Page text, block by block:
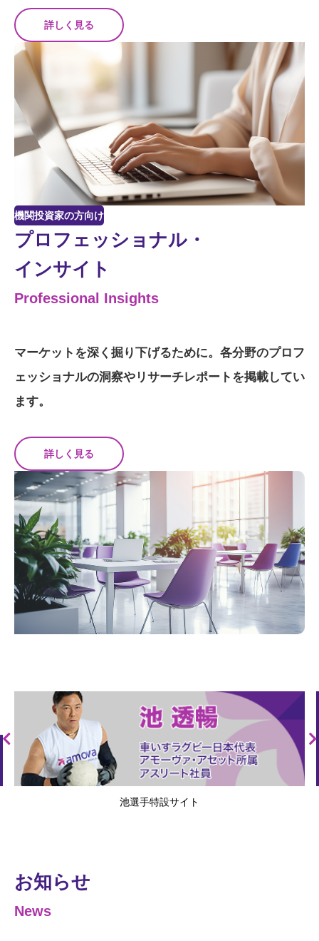
詳しく見る
プロフェッショナル・
インサイト
Professional Insights
機関投資家の方向け
マーケットを深く掘り下げるために。各分野のプロフ
ェッショナルの洞察やリサーチレポートを掲載してい
ます。
詳しく見る
池選手特設サイト
お知らせ
News